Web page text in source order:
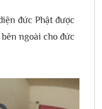
đức Phật được
ngoài cho đức